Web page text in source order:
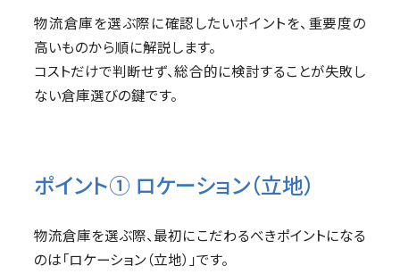
物流倉庫を選ぶ際に確認したいポイントを、重要度の
高いものから順に解説します。
コストだけで判断せず、総合的に検討することが失敗し
ない倉庫選びの鍵です。
ポイント① ロケーション（立地）
物流倉庫を選ぶ際、最初にこだわるべきポイントになる
のは「ロケーション（立地）」です。